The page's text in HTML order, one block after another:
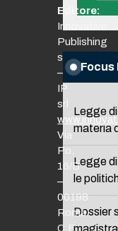
Focus
Legge
materia
Legge
le
Dossier
Editore:
Innovative
Publishing
srl
–
IP
srl
Via
Po,
16/B
–
00198
Roma
C.F.